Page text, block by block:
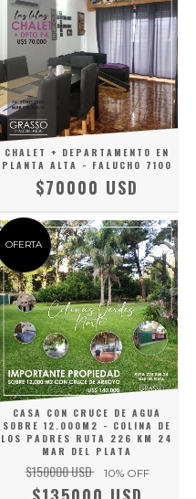
CHALET + DEPARTAMENTO EN
PLANTA ALTA - FALUCHO 7100
$70000 USD
OFERTA
CASA CON CRUCE DE AGUA
SOBRE 12.000M2 - COLINA DE
LOS PADRES RUTA 226 KM 24
MAR DEL PLATA
$150000 USD 10% OFF